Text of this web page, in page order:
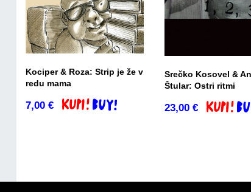
Kociper & Roza: Strip je že v
redu mama
7,00 € Dodaj v košarico
Srečko Kosovel &
Štular: Ostri ritmi
23,00 € Dodaj v